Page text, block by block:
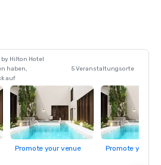
by Hilton Hotel
haben,
auf
5 Veranstaltungsorte
Promote your venue Promote your